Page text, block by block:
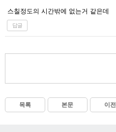
스칠정도의 시간밖에 없는거 같은데
답글
목록 본문 이전